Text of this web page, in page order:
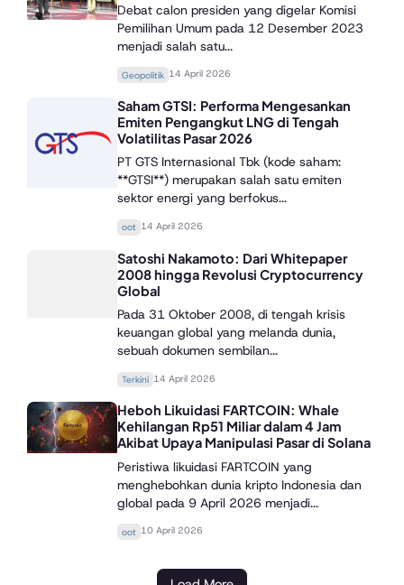
Debat calon presiden yang digelar Komisi
Pemilihan Umum pada 12 Desember 2023
menjadi salah satu...
Geopolitik 14 April 2026
Saham GTSI: Performa Mengesankan
Emiten Pengangkut LNG di Tengah
Volatilitas Pasar 2026
PT GTS Internasional Tbk (kode saham:
**GTSI**) merupakan salah satu emiten
sektor energi yang berfokus...
oot 14 April 2026
Satoshi Nakamoto: Dari Whitepaper
2008 hingga Revolusi Cryptocurrency
Global
Pada 31 Oktober 2008, di tengah krisis
keuangan global yang melanda dunia,
sebuah dokumen sembilan...
Terkini 14 April 2026
Heboh Likuidasi FARTCOIN: Whale
Kehilangan Rp51 Miliar dalam 4 Jam
Akibat Upaya Manipulasi Pasar di Solana
Peristiwa likuidasi FARTCOIN yang
menghebohkan dunia kripto Indonesia dan
global pada 9 April 2026 menjadi...
oot 10 April 2026